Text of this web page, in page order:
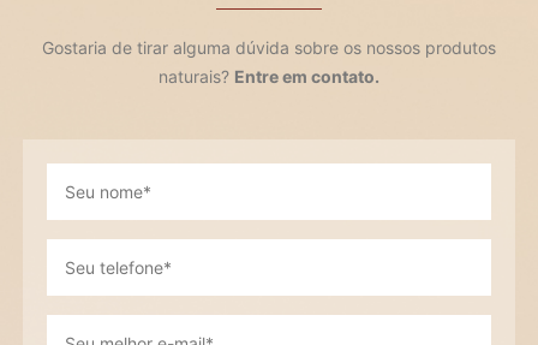
Gostaria de tirar alguma dúvida sobre os nossos produtos
naturais? Entre em contato.